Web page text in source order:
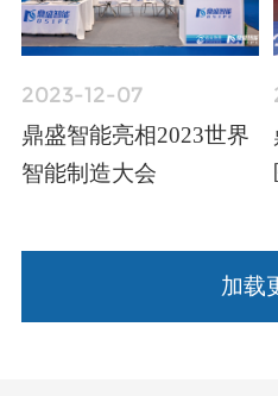
2023-12-07
鼎盛智能亮相2023世界
智能制造大会
加载